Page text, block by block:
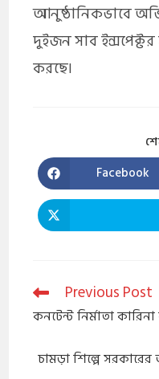
আনুষ্ঠানিকভাবে
দুইজন সাব
করছে৷
Facebook
Previous Post
কনটেন্ট নির্মাতা
চামড়া শিল্পে